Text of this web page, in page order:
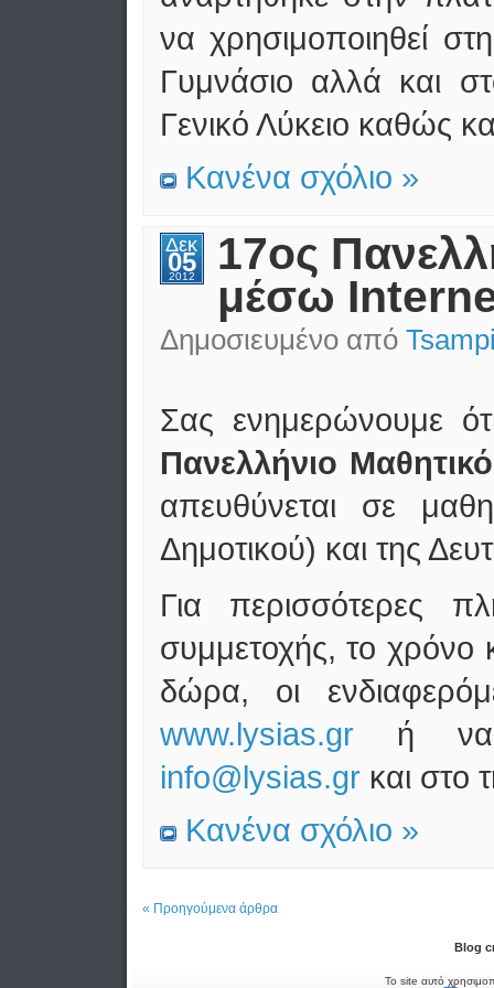
να χρησιμοποιηθεί
Γυμνάσιο αλλά και
Γενικό Λύκειο καθώς
Κανένα σχόλιο »
Δεκ
05
2012
17ος
μέσω
Δημοσιευμένο από
Σας ενημερώνουμε
Πανελλήνιο
απευθύνεται σε
Δημοτικού) και της
Για περισσότερες
συμμετοχής, το χρόνο
δώρα, οι
www.lysias.grή να
info@lysias.grκαι στο
Κανένα σχόλιο »
« Προηγούμενα άρθρα
Blog
Το site αυτό